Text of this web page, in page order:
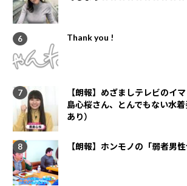
Thank you !
【朗報】めざましテレビのイ
島心桜さん、とんでもない水
あり）
【朗報】ホンモノの「弱者男